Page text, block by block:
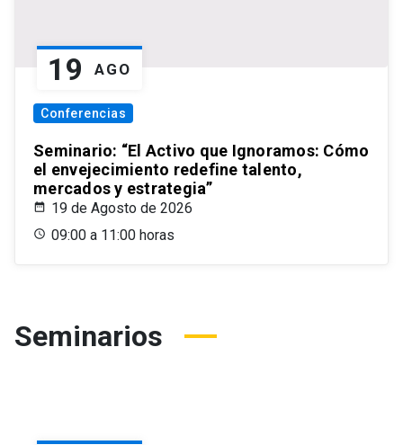
19 AGO
Conferencias
Seminario: “El Activo que Ignoramos: Cómo
el envejecimiento redefine talento,
mercados y estrategia”
19 de Agosto de 2026
09:00 a 11:00 horas
Seminarios